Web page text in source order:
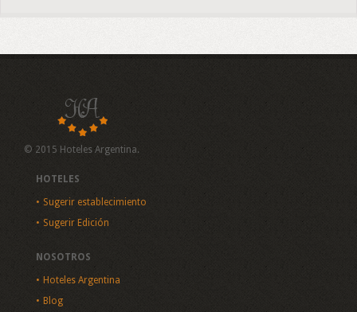
© 2015 Hoteles Argentina.
HOTELES
Sugerir establecimiento
Sugerir Edición
NOSOTROS
Hoteles Argentina
Blog